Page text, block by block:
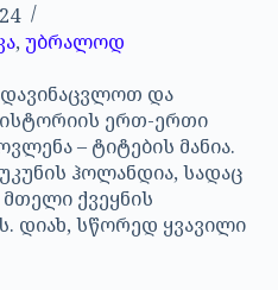
, უბრალოდ
და
ერთ-ერთი
– ტიტების მანია.
ჰოლანდია, სადაც
ქვეყნის
დიახ, სწორედ ყვავილი